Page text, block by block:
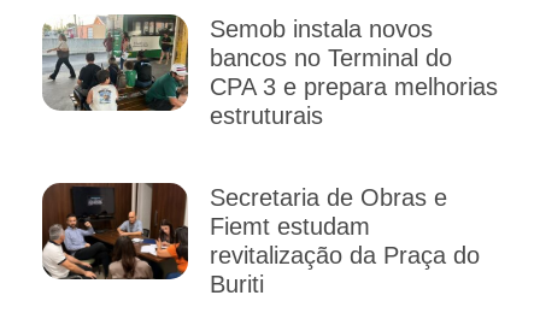
Semob instala novos
bancos no Terminal do
CPA 3 e prepara melhorias
estruturais
Secretaria de Obras e
Fiemt estudam
revitalização da Praça do
Buriti